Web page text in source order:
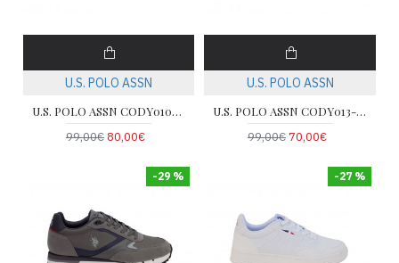
U.S. POLO ASSN
U.S. POLO ASSN CODY010B-WHI
99,00€80,00€
U.S. POLO ASSN
U.S. POLO ASSN CODY013-BLK-LGR02
99,00€70,00€
-29 % -27 %